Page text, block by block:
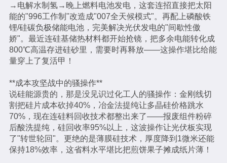
→电解水制氢→晚上燃料电池发电，这套连招直接把太阳
能的"996工作制"改造成"007全天候模式"。再配上磷酸铁
锂/硅碳负极储能电池，完美解决光伏发电的"间歇性傲
娇"。最近连硅基储热材料都开始抢镜，把多余电能转化成
800℃高温存进硅砂里，需要时再释放——这操作堪比给能
量穿上了复活甲！
**成本攻坚战中的骚操作**
说硅能源贵的，那是没见识过化工人的骚操作：金刚线切
割把硅片成本砍掉40%，冶金法提纯让多晶硅价格跳水
70%，现在连硅料回收技术都整出来了——报废组件粉碎
后酸洗提纯，硅回收率95%以上，这波操作让光伏板实现
了"转世轮回"。更绝的是薄膜硅技术，厚度降到1微米还能
保持18%效率，这省料水平堪比把煎饼果子摊成纸片薄！